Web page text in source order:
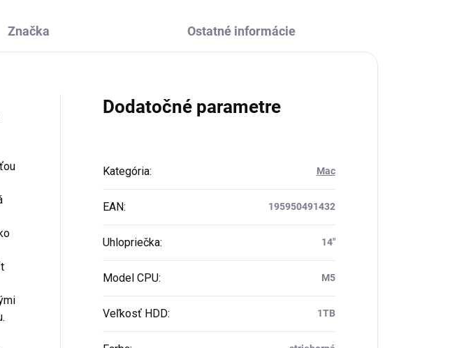
Značka Ostatné informácie
Dodatočné parametre
Kategória: Mac
EAN: 195950491432
Uhlopriečka: 14"
Model CPU: M5
Veľkosť HDD: 1TB